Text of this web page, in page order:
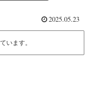
2025.05.23
います。